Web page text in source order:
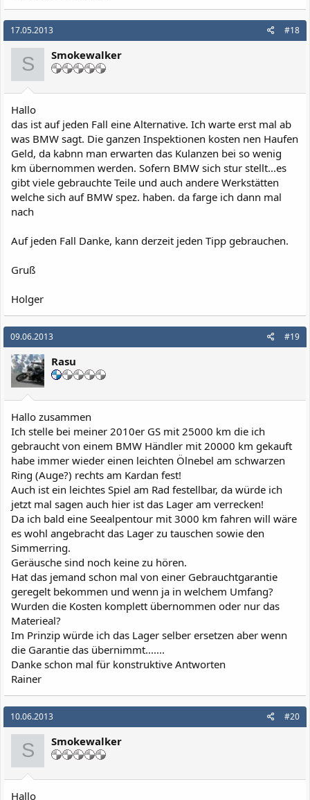
17.05.2013 #18
S Smokewalker
Hallo
das ist auf jeden Fall eine Alternative. Ich warte erst mal ab
was BMW sagt. Die ganzen Inspektionen kosten nen Haufen
Geld, da kabnn man erwarten das Kulanzen bei so wenig
km übernommen werden. Sofern BMW sich stur stellt...es
gibt viele gebrauchte Teile und auch andere Werkstätten
welche sich auf BMW spez. haben. da farge ich dann mal
nach
Auf jeden Fall Danke, kann derzeit jeden Tipp gebrauchen.
Gruß
Holger
09.06.2013 #19
Rasu
Hallo zusammen
Ich stelle bei meiner 2010er GS mit 25000 km die ich
gebraucht von einem BMW Händler mit 20000 km gekauft
habe immer wieder einen leichten Ölnebel am schwarzen
Ring (Auge?) rechts am Kardan fest!
Auch ist ein leichtes Spiel am Rad festellbar, da würde ich
jetzt mal sagen auch hier ist das Lager am verrecken!
Da ich bald eine Seealpentour mit 3000 km fahren will wäre
es wohl angebracht das Lager zu tauschen sowie den
Simmerring.
Geräusche sind noch keine zu hören.
Hat das jemand schon mal von einer Gebrauchtgarantie
geregelt bekommen und wenn ja in welchem Umfang?
Wurden die Kosten komplett übernommen oder nur das
Materieal?
Im Prinzip würde ich das Lager selber ersetzen aber wenn
die Garantie das übernimmt.......
Danke schon mal für konstruktive Antworten
Rainer
10.06.2013 #20
S Smokewalker
Hallo